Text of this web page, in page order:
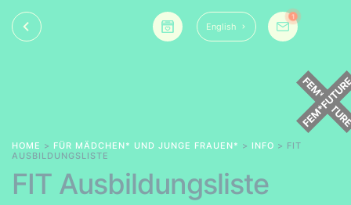
English
1
HOME > FÜR MÄDCHEN* UND JUNGE FRAUEN* > INFO > FIT
AUSBILDUNGSLISTE
FIT Ausbildungsliste